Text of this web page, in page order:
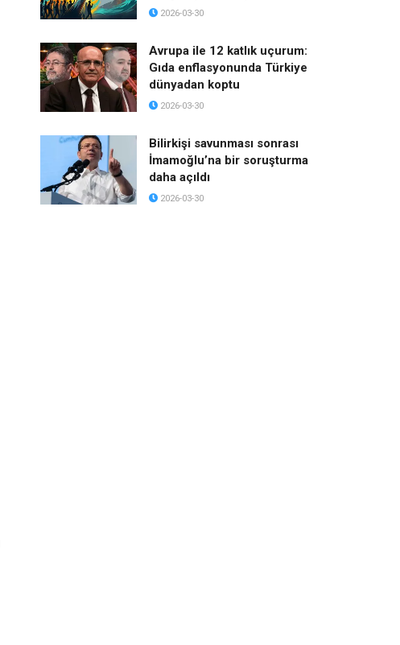
2026-03-30
Avrupa ile 12 katlık uçurum:
Gıda enflasyonunda Türkiye
dünyadan koptu
2026-03-30
Bilirkişi savunması sonrası
İmamoğlu’na bir soruşturma
daha açıldı
2026-03-30